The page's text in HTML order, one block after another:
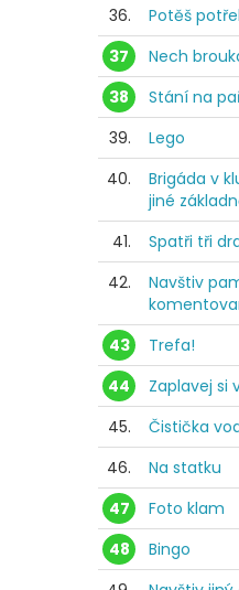
36.
Potěš
37
Nech
38
Stání na
39.
Lego
40.
Brigáda v
jiné
41.
Spatři tři
42.
Navštiv
43
Trefa!
44
Zaplavej si
45.
Čistička
46.
Na statku
47
Foto klam
48
Bingo